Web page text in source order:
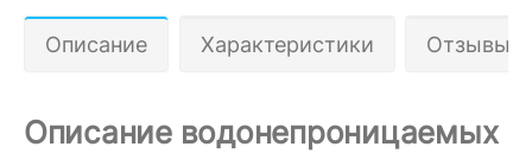
Описание Характеристики Отзывы 0
Описание водонепроницаемых